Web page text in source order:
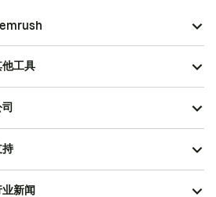
他工具
持
新闻